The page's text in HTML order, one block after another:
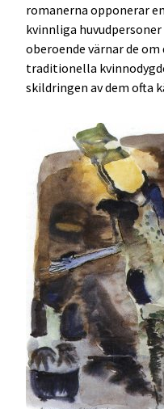
romanerna opponerar
kvinnliga
oberoende värnar de
traditionella
skildringen av dem ofta